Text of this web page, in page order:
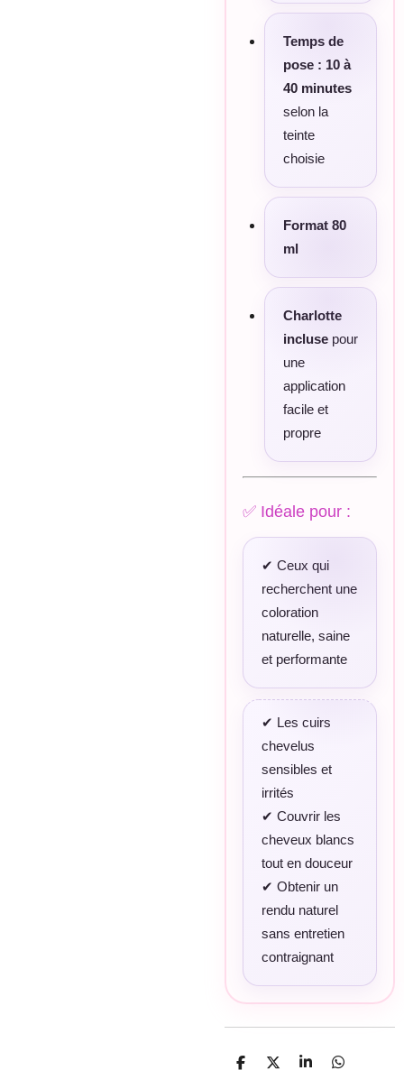
Temps de
pose : 10 à
40 minutes
selon la
teinte
choisie
Format 80
ml
Charlotte
incluse pour
une
application
facile et
propre
✅ Idéale pour :
✔ Ceux qui
recherchent une
coloration
naturelle, saine
et performante
✔ Les cuirs
chevelus
sensibles et
irrités
✔ Couvrir les
cheveux blancs
tout en douceur
✔ Obtenir un
rendu naturel
sans entretien
contraignant
P
P
P
P